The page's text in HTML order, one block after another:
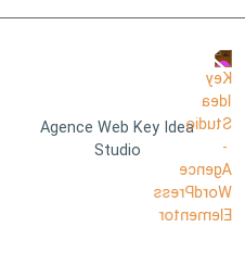
Agence Web Key Idea
Studio